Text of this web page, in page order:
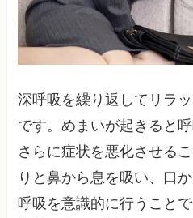
深呼吸を繰り返してリラ
です。めまいが起きると
さらに症状を悪化させる
りと鼻から息を吸い、口
呼吸を意識的に行うこと